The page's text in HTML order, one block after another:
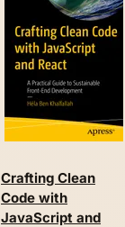
Crafting Clean
Code with
JavaScript and